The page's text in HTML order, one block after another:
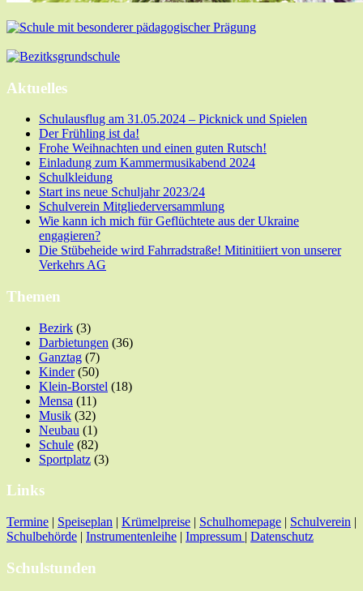
Aktuelles
Schulausflug am 31.05.2024 – Picknick und Spielen
Der Frühling ist da!
Frohe Weihnachten und einen guten Rutsch!
Einladung zum Kammermusikabend 2024
Schulkleidung
Start ins neue Schuljahr 2023/24
Schulverein Mitgliederversammlung
Wie kann ich mich für Geflüchtete aus der Ukraine
engagieren?
Die Stübeheide wird Fahrradstraße! Mitinitiiert von unserer
Verkehrs AG
Themen
Bezirk (3)
Darbietungen (36)
Ganztag (7)
Kinder(50)
Klein-Borstel (18)
Mensa (11)
Musik (32)
Neubau (1)
Schule (82)
Sportplatz (3)
Links
Termine | Speiseplan | Krümelpreise | Schulhomepage | Schulverein |
Schulbehörde | Instrumentenleihe | Impressum | Datenschutz
Schulstunden